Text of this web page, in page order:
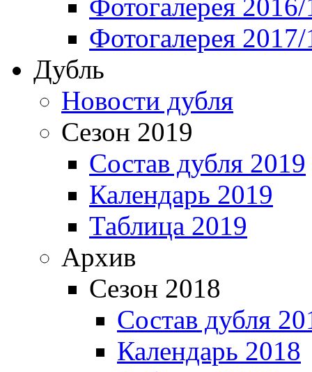
Фотогалерея
Фотогалерея
Дубль
Новости дубля
Сезон 2019
Состав дубля 2019
Календарь 2019
Таблица 2019
Архив
Сезон 2018
Состав дубля
Календарь 2018